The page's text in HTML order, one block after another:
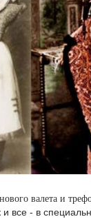
валета и
и все - в